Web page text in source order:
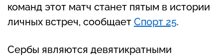
команд этот матч станет пятым в истории
личных встреч, сообщает Спорт 25.
Сербы являются девятикратными